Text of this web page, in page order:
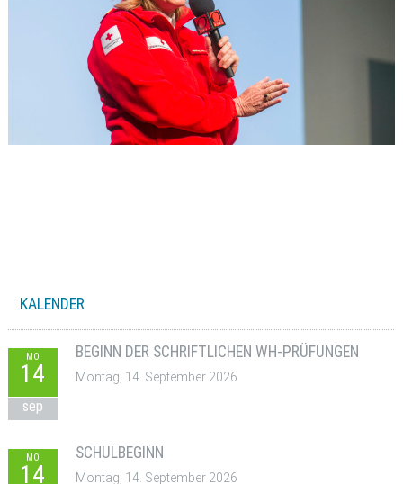
KALENDER
MO
14
sep
BEGINN DER SCHRIFTLICHEN WH-PRÜFUNGEN
Montag, 14. September 2026
MO
14
SCHULBEGINN
Montag, 14. September 2026